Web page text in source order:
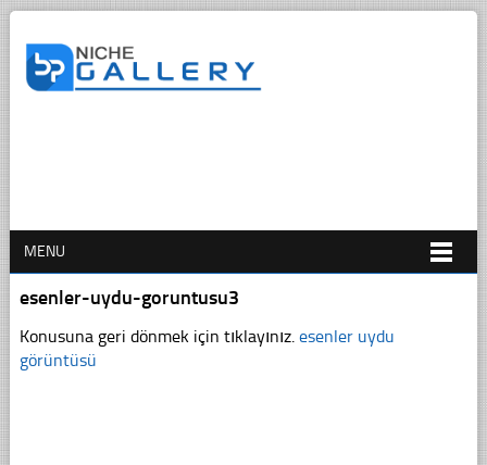
MENU
esenler-uydu-goruntusu3
Konusuna geri dönmek için tıklayınız. esenler uydu
görüntüsü